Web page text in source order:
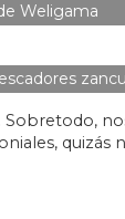
Weligama
. Sobretodo,
quizás